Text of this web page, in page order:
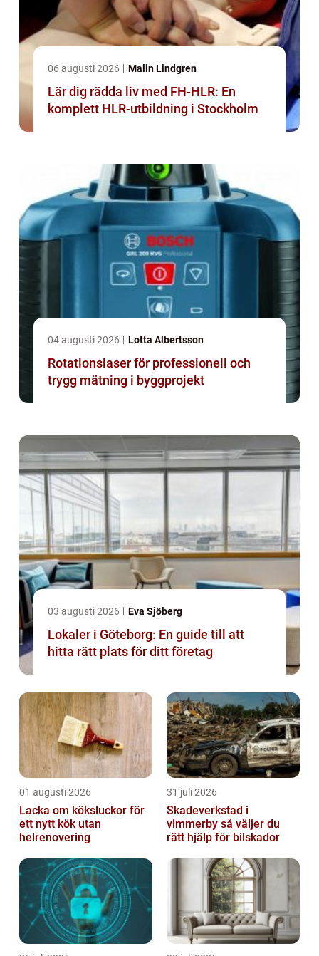
06 augusti 2026 Malin Lindgren
Lär dig rädda liv med FH-HLR: En
komplett HLR-utbildning i Stockholm
04 augusti 2026 Lotta Albertsson
Rotationslaser för professionell och
trygg mätning i byggprojekt
03 augusti 2026 Eva Sjöberg
Lokaler i Göteborg: En guide till att
hitta rätt plats för ditt företag
01 augusti 2026
Lacka om köksluckor för
ett nytt kök utan
helrenovering
31 juli 2026
Skadeverkstad i
vimmerby så väljer du
rätt hjälp för bilskador